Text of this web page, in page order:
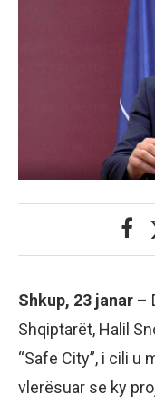
Shkup, 23 janar –
Shqiptarët, Halil
“Safe City”, i cili u
vlerësuar se ky